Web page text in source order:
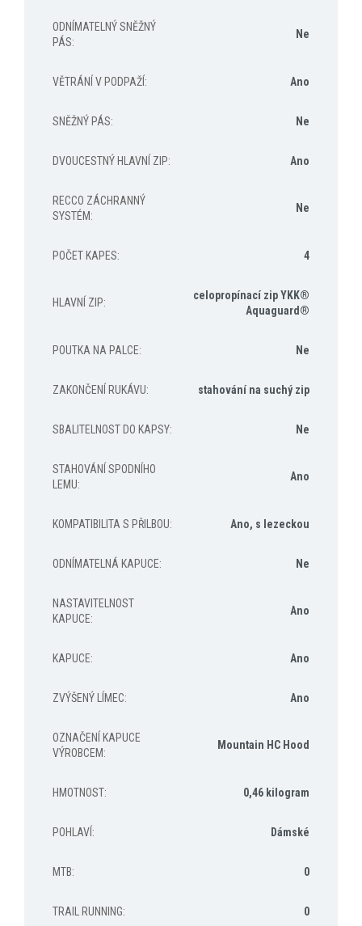
ODNÍMATELNÝ SNĚŽNÝ
PÁS:
Ne
VĚTRÁNÍ V PODPAŽÍ : Ano
SNĚŽNÝ PÁS: Ne
DVOUCESTNÝ HLAVNÍ ZIP: Ano
RECCO ZÁCHRANNÝ
SYSTÉM:
Ne
POČET KAPES: 4
HLAVNÍ ZIP:
celopropínací zip YKK®
Aquaguard®
POUTKA NA PALCE: Ne
ZAKONČENÍ RUKÁVU: stahování na suchý zip
SBALITELNOST DO KAPSY: Ne
STAHOVÁNÍ SPODNÍHO
LEMU:
Ano
KOMPATIBILITA S PŘILBOU: Ano, s lezeckou
ODNÍMATELNÁ KAPUCE: Ne
NASTAVITELNOST
KAPUCE:
Ano
KAPUCE: Ano
ZVÝŠENÝ LÍMEC: Ano
OZNAČENÍ KAPUCE
VÝROBCEM:
Mountain HC Hood
HMOTNOST: 0,46 kilogram
POHLAVÍ : Dámské
MTB: 0
TRAIL RUNNING: 0